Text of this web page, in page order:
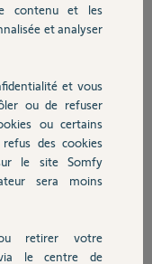
à la box
lors de la
ne parvenais pas non
contenu et les
et analyser
et vous
ou de refuser
ou certains
des cookies
le site Somfy
sera moins
retirer votre
le centre de